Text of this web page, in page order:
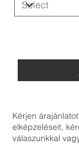
Kérjen
elképzeléseit,
válaszunkkal